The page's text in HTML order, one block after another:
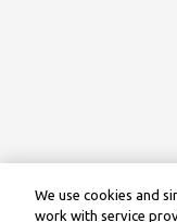
We use cookies and
work with service